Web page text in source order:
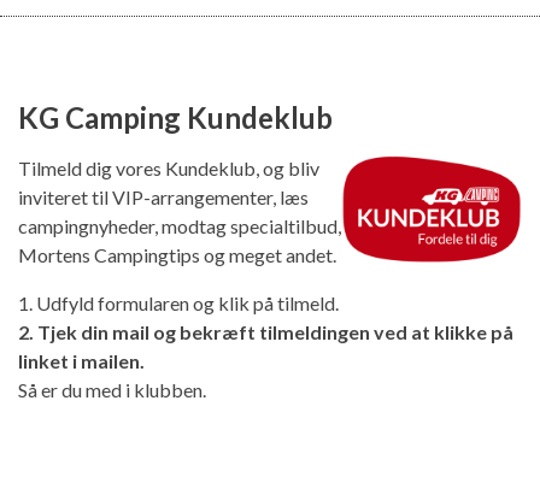
KG Camping Kundeklub
Tilmeld dig vores Kundeklub, og bliv
inviteret til VIP-arrangementer, læs
campingnyheder, modtag specialtilbud,
Mortens Campingtips og meget andet.
1. Udfyld formularen og klik på tilmeld.
2. Tjek din mail og bekræft tilmeldingen ved at klikke på
linket i mailen.
Så er du med i klubben.